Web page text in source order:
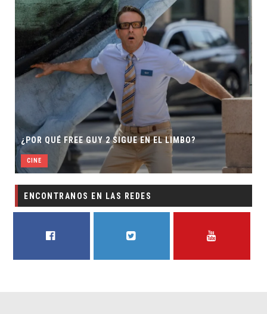
¿POR QUÉ FREE GUY 2 SIGUE EN EL LIMBO?
CINE
ENCONTRANOS EN LAS REDES